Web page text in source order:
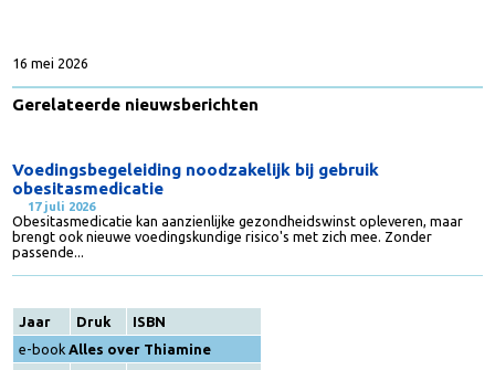
Thiamine'. Om het opnemen van deze kennis verder te vergemakkelijken
en in te passen in uw dagelijkse praktijk, biedt VoedingOnline u ook de
bijpassende 'E-learning module Thiamine' aan.
16 mei 2026
Gerelateerde nieuwsberichten
Voedingsbegeleiding noodzakelijk bij gebruik
17 juli 2026
Obesitasmedicatie kan aanzienlijke gezondheidswinst opleveren, maar
brengt ook nieuwe voedingskundige risico's met zich mee. Zonder
passende...